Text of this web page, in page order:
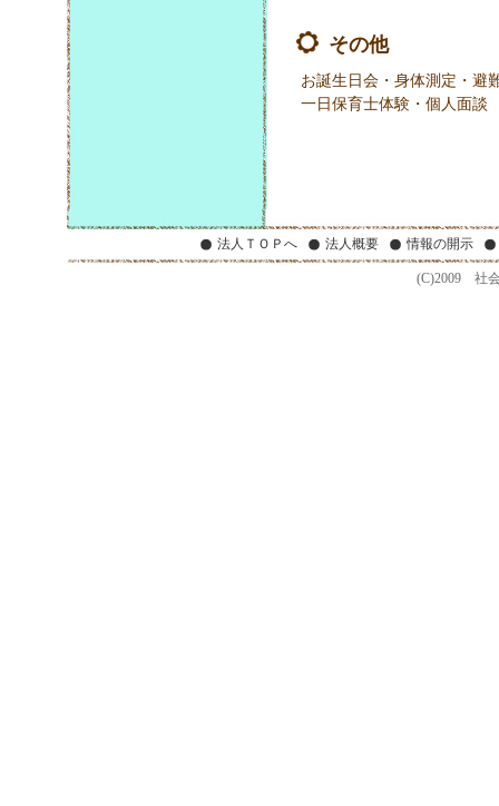
その他
お誕生日会・身体測定・
一日保育士体験・個人面談
情報の開示
法人概要
法人ＴＯＰへ
(C)2009 社